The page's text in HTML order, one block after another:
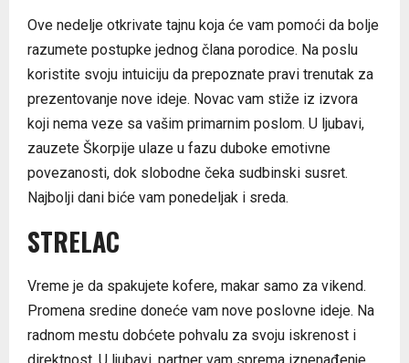
Ove nedelje otkrivate tajnu koja će vam pomoći da bolje
razumete postupke jednog člana porodice. Na poslu
koristite svoju intuiciju da prepoznate pravi trenutak za
prezentovanje nove ideje. Novac vam stiže iz izvora
koji nema veze sa vašim primarnim poslom. U ljubavi,
zauzete Škorpije ulaze u fazu duboke emotivne
povezanosti, dok slobodne čeka sudbinski susret.
Najbolji dani biće vam ponedeljak i sreda.
STRELAC
Vreme je da spakujete kofere, makar samo za vikend.
Promena sredine doneće vam nove poslovne ideje. Na
radnom mestu dobćete pohvalu za svoju iskrenost i
direktnost. U ljubavi, partner vam sprema iznenađenje